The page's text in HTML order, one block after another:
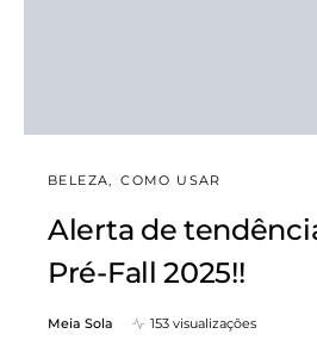
BELEZA COMO USAR
Alerta de
Pré-Fall 2025!!
Meia Sola 153 visualizações